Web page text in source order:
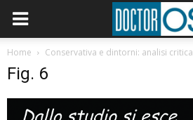
Home Conservativa e dintorni: analisi critica
Fig. 6